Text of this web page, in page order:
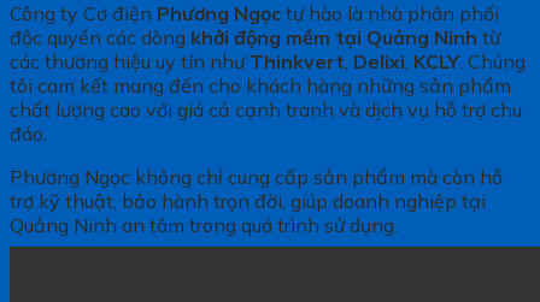
Công ty Cơ điện Phương Ngọc tự hào là nhà phân phối
độc quyền các dòng khởi động mềm tại Quảng Ninh từ
các thương hiệu uy tín như Thinkvert, Delixi, KCLY. Chúng
tôi cam kết mang đến cho khách hàng những sản phẩm
chất lượng cao với giá cả cạnh tranh và dịch vụ hỗ trợ chu
đáo.
Phương Ngọc không chỉ cung cấp sản phẩm mà còn hỗ
trợ kỹ thuật, bảo hành trọn đời, giúp doanh nghiệp tại
Quảng Ninh an tâm trong quá trình sử dụng.